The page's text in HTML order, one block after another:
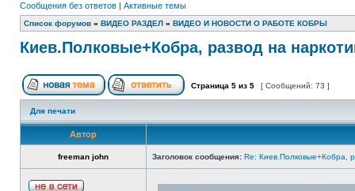
Сообщения без ответов | Активные темы
Список форумов » ВИДЕО РАЗДЕЛ » ВИДЕО И НОВОСТИ О РАБОТЕ КОБРЫ
Киев.Полковые+Кобра, развод на
Страница 5 из 5 [ Сообщений: 73 ]
Для печати
Автор
freeman john Заголовок сообщения: Re: Киев.Полковые+Кобра,